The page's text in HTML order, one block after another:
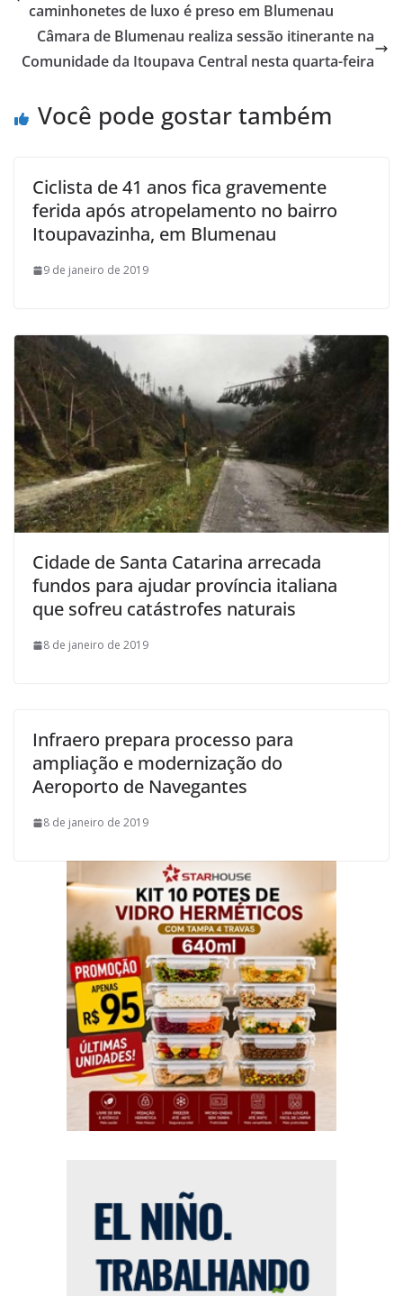
caminhonetes de luxo é preso em Blumenau
Câmara de Blumenau realiza sessão itinerante na
Comunidade da Itoupava Central nesta quarta-feira
Você pode gostar também
Ciclista de 41 anos fica gravemente
ferida após atropelamento no bairro
Itoupavazinha, em Blumenau
9 de janeiro de 2019
Cidade de Santa Catarina arrecada
fundos para ajudar província italiana
que sofreu catástrofes naturais
8 de janeiro de 2019
Infraero prepara processo para
ampliação e modernização do
Aeroporto de Navegantes
8 de janeiro de 2019